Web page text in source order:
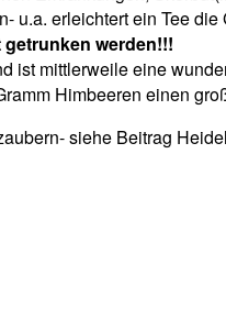
u.a. erleichtert ein Tee
werden!!!
ist mittlerweile eine
Himbeeren einen
siehe Beitrag